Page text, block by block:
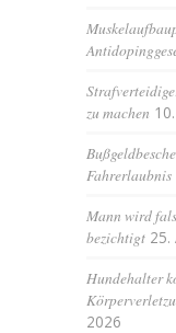
zu machen
Fahrerlaubnis
Mann wird
bezichtigt 25.
Hundehalter
2026